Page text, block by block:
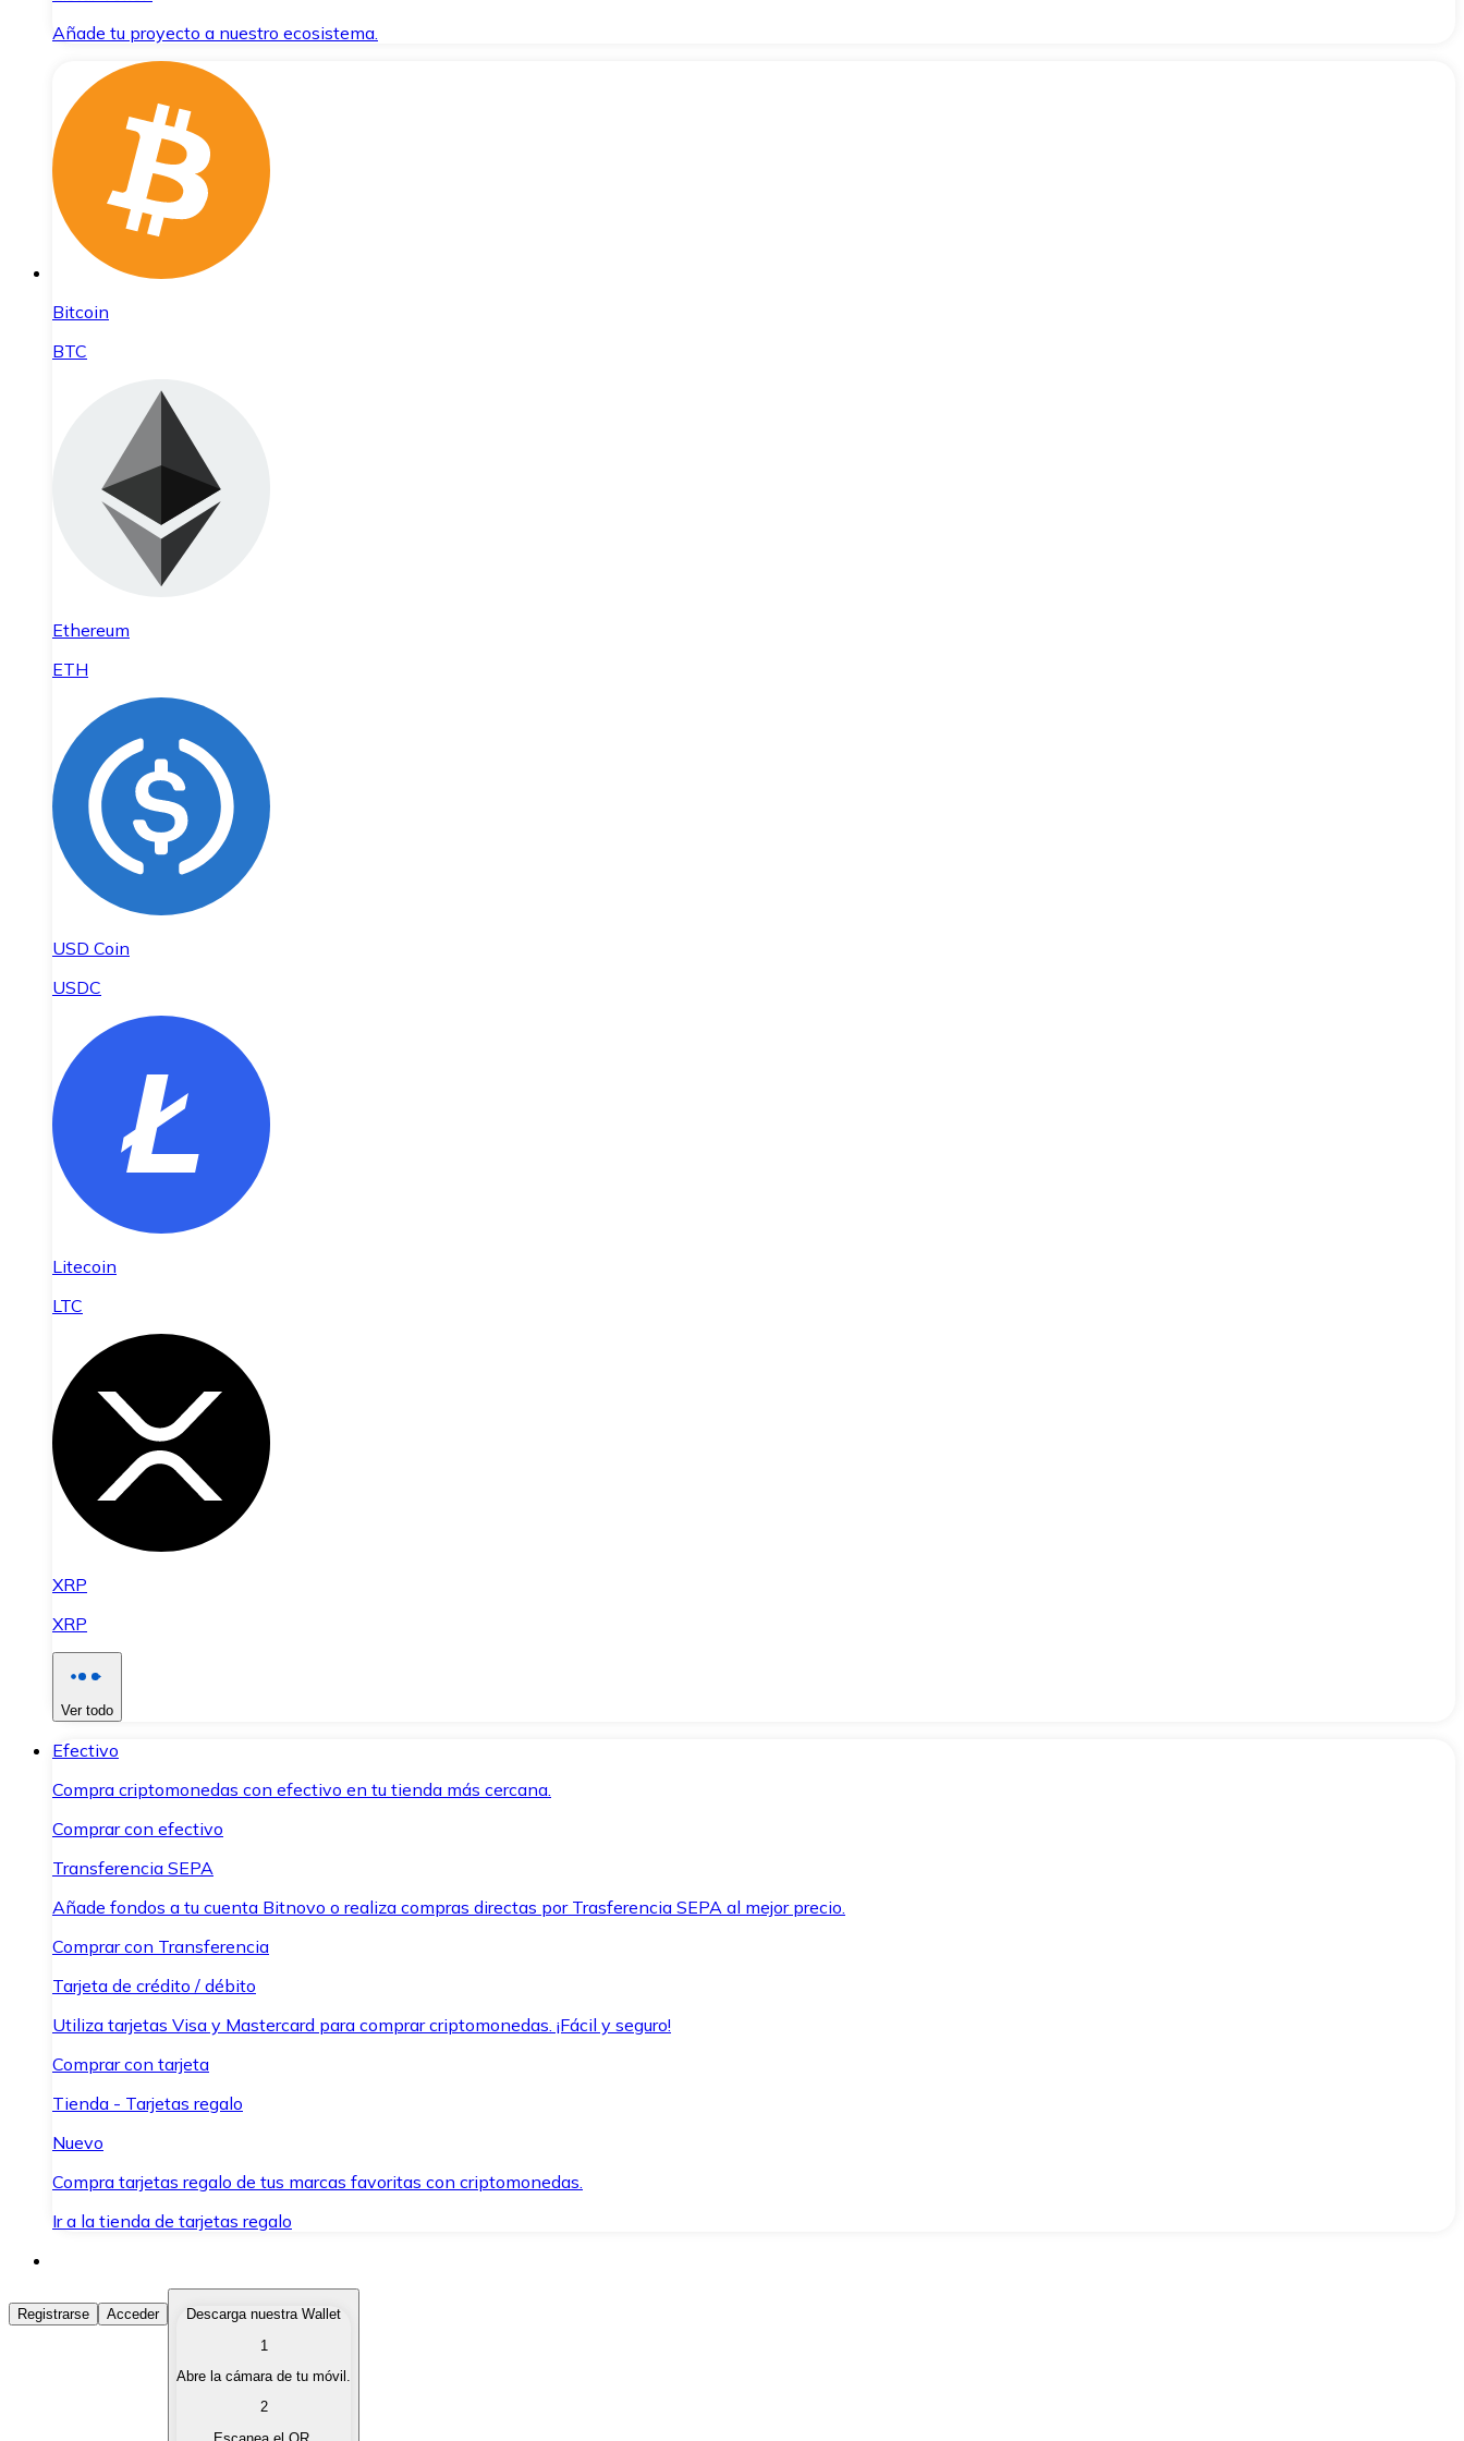
Añade tu proyecto a nuestro ecosistema.
Bitcoin
BTC
Ethereum
ETH
USD Coin
USDC
Litecoin
LTC
XRP
XRP
Ver todo
Efectivo
Compra criptomonedas con efectivo en tu tienda más cercana.
Comprar con efectivo
Transferencia SEPA
Añade fondos a tu cuenta Bitnovo o realiza compras directas por Trasferencia SEPA al mejor precio.
Comprar con Transferencia
Tarjeta de crédito / débito
Utiliza tarjetas Visa y Mastercard para comprar criptomonedas. ¡Fácil y seguro!
Comprar con tarjeta
Tienda - Tarjetas regalo
Nuevo
Compra tarjetas regalo de tus marcas favoritas con criptomonedas.
Ir a la tienda de tarjetas regalo
Comprar Criptomonedas
Compra criptomonedas con diferentes métodos de pago.
Vende tus criptomonedas de forma rápida y segura.
Registrarse Acceder
Descarga nuestra Wallet
1
Abre la cámara de tu móvil.
2